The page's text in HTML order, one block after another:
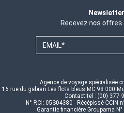
Recevez nos offres
EMAIL*
Agence de voyage spécialisée
16 rue du gabian Les flots bleus MC 98 000
Contact tel : (00) 377
N° RCI: 05S04380 - Récépissé
Garantie financière Groupama